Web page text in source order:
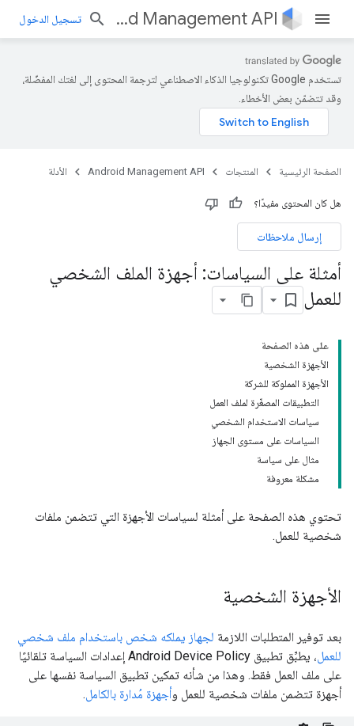
Android Management API تسجيل الدخول
تستخدم Google تكنولوجيا الذكاء الاصطناعي لترجمة المحتوى إلى لغتك المفضّلة،
وقد تتضمّن بعض الأخطاء.
الصفحة الرئيسية المنتجات Android Management API الأدلة
هل كان المحتوى مفيدًا؟
إرسال ملاحظات
أمثلة على السياسات: أجهزة الملف الشخصي
للعمل
على هذه الصفحة
الأجهزة الشخصية
الأجهزة المملوكة للشركة
التطبيقات المصغّرة لملف العمل
سياسات الاستخدام الشخصي
السياسات على مستوى الجهاز
مثال على سياسة
مشكلة معروفة
تحتوي هذه الصفحة على أمثلة لسياسات الأجهزة التي تتضمن ملفات
شخصية للعمل.
الأجهزة الشخصية
بعد توفير المتطلبات اللازمة لجهاز يملكه شخص باستخدام ملف شخصي
للعمل
، يطبِّق تطبيق Android Device Policy إعدادات السياسة تلقائيًا
على ملف العمل فقط. وهذا من شأنه تمكين تطبيق السياسة نفسها على
أجهزة تتضمن ملفات شخصية للعمل وأجهزة مُدارة بالكامل.